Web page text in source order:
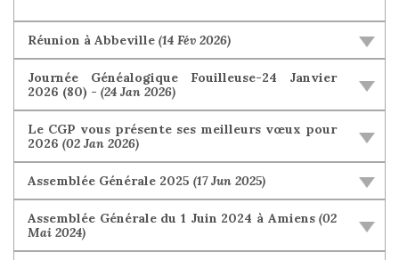
Réunion à Abbeville (14 Fév 2026)
Journée Généalogique Fouilleuse-24 Janvier
2026 (80) - (24 Jan 2026)
Le CGP vous présente ses meilleurs vœux pour
2026 (02 Jan 2026)
Assemblée Générale 2025 (17 Jun 2025)
Assemblée Générale du 1 Juin 2024 à Amiens(02
Mai 2024)